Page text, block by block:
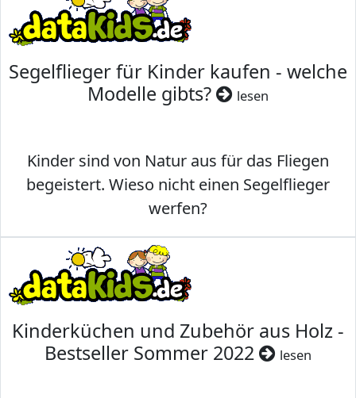
Segelflieger für Kinder kaufen - welche
Modelle gibts?
lesen
Kinder sind von Natur aus für das Fliegen
begeistert. Wieso nicht einen Segelflieger
werfen?
Kinderküchen und Zubehör aus Holz -
Bestseller Sommer 2022
lesen